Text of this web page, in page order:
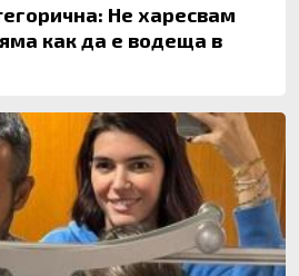
Не харесвам
как да е водеща в